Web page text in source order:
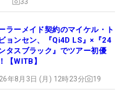
ラーメイド契約のマイケル・ト
ョンセン、『Qi4D LS』×『24
タスブラック』でツアー初優
【WITB】
年8月3日 (月) 12時23分 19